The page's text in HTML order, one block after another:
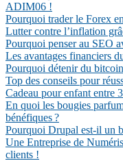
ADIM06 !
Pourquoi trader le Forex
Lutter contre l’inflation
Pourquoi penser au SEO
Les avantages financiers
Pourquoi détenir du
Top des conseils pour
Cadeau pour enfant entre
En quoi les bougies
bénéfiques ?
Pourquoi Drupal est-il un
Une Entreprise de
clients !